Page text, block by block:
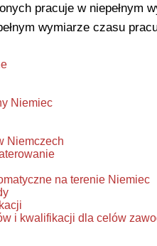
pracuje w niepełnym
wymiarze czasu
Niemiec
Niemczech
na terenie Niemiec
i kwalifikacji dla celów